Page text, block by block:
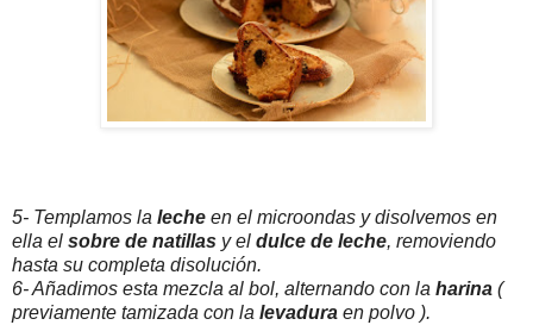
5- Templamos la leche en el microondas y disolvemos en
ella el sobre de natillas y el dulce de leche, removiendo
hasta su completa disolución.
6- Añadimos esta mezcla al bol, alternando con la harina (
previamente tamizada con la levadura en polvo ).